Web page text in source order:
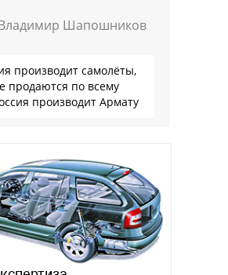
Шапошников
производит самолёты,
продаются по всему
производит Армату